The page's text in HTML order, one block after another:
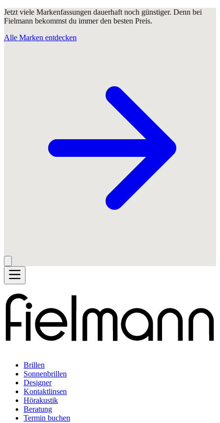
Jetzt viele Markenfassungen dauerhaft noch günstiger. Denn bei
Fielmann bekommst du immer den besten Preis.
Alle Marken entdecken
Brillen
Sonnenbrillen
Designer
Kontaktlinsen
Hörakustik
Beratung
Termin buchen